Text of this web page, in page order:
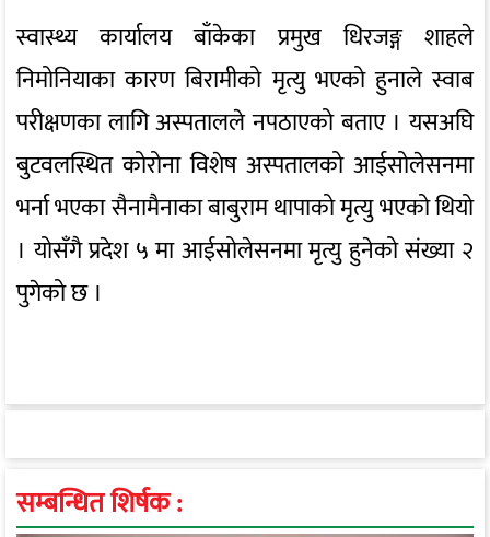
स्वास्थ्य कार्यालय बाँकेका प्रमुख धिरजङ्ग शाहले
निमोनियाका कारण बिरामीको मृत्यु भएको हुनाले स्वाब
परीक्षणका लागि अस्पतालले नपठाएको बताए । यसअघि
बुटवलस्थित कोरोना विशेष अस्पतालको आईसोलेसनमा
भर्ना भएका सैनामैनाका बाबुराम थापाको मृत्यु भएको थियो
। योसँगै प्रदेश ५ मा आईसोलेसनमा मृत्यु हुनेको संख्या २
पुगेको छ ।
सम्बन्धित शिर्षक :